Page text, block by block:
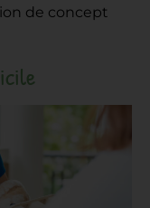
de concept